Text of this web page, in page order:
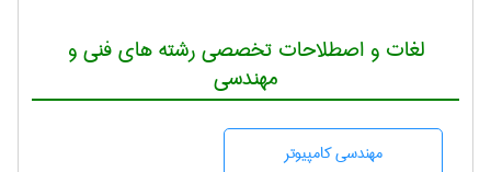
لغات و اصطلاحات تخصصی رشته های فنی و
مهندسی
مهندسی كامپيوتر